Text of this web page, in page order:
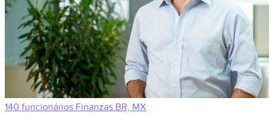
140 funcionários Finanzas BR, MX